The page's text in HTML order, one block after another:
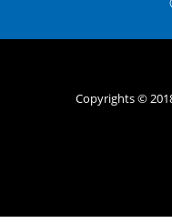
Copyrights ©